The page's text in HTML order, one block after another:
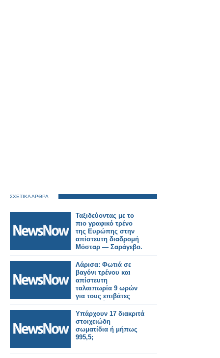
ΣΧΕΤΙΚΑ ΑΡΘΡΑ
Ταξιδεύοντας με το
πιο γραφικό τρένο
της Ευρώπης στην
απίστευτη διαδρομή
Μόσταρ — Σαράγεβο.
Λάρισα: Φωτιά σε
βαγόνι τρένου και
απίστευτη
ταλαιπωρία 9 ωρών
για τους επιβάτες
προς Αθήνα
Υπάρχουν 17 διακριτά
στοιχειώδη
σωματίδια ή μήπως
995,5;